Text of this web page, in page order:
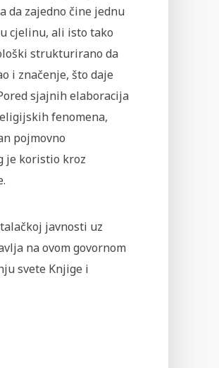
da zajedno čine jednu
cjelinu, ali isto tako
strukturirano da
i značenje, što daje
sjajnih elaboracija
fenomena,
pojmovno
je koristio kroz
javnosti uz
na ovom govornom
svete Knjige i